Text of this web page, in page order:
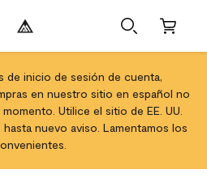
de inicio de sesión de cuenta,
en nuestro sitio en español no
Utilice el sitio de EE. UU.
nuevo aviso. Lamentamos los